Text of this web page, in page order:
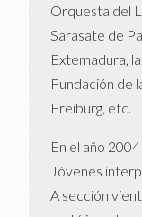
Orquesta del
Sarasate de
Extemadura,
Fundación de
Freiburg, etc.
En el año
Jóvenes
A sección